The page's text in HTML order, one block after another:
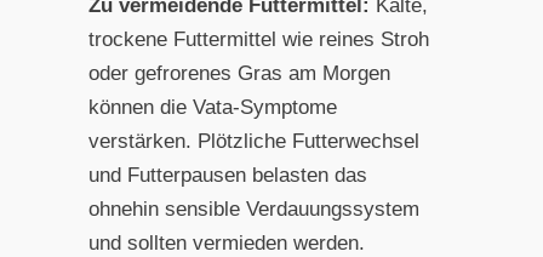
Zu vermeidende Futtermittel: Kalte,
trockene Futtermittel wie reines Stroh
oder gefrorenes Gras am Morgen
können die Vata-Symptome
verstärken. Plötzliche Futterwechsel
und Futterpausen belasten das
ohnehin sensible Verdauungssystem
und sollten vermieden werden.